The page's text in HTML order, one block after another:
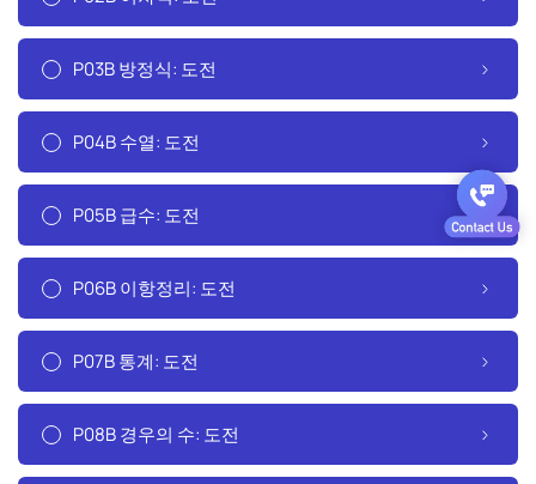
P03B 방정식: 도전
P04B 수열: 도전
P05B 급수: 도전
P06B 이항정리: 도전
P07B 통계: 도전
P08B 경우의 수: 도전